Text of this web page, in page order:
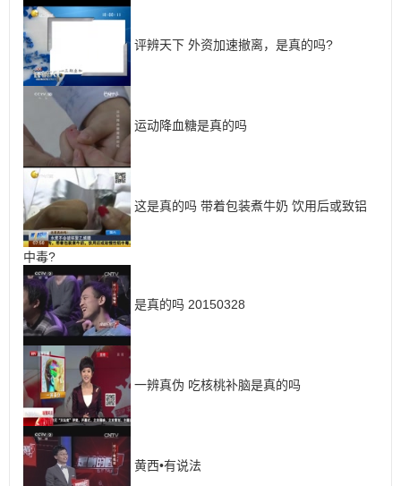
评辨天下 外资加速撤离，是真的吗?
运动降血糖是真的吗
这是真的吗 带着包装煮牛奶 饮用后或致铝
中毒?
是真的吗 20150328
一辨真伪 吃核桃补脑是真的吗
黄西•有说法